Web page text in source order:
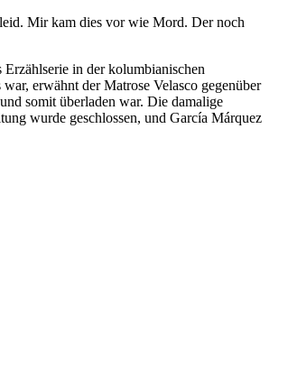
Mir kam dies vor wie Mord. Der noch
in der kolumbianischen
erwähnt der Matrose Velasco gegenüber
somit überladen war. Die damalige
wurde geschlossen, und García Márquez